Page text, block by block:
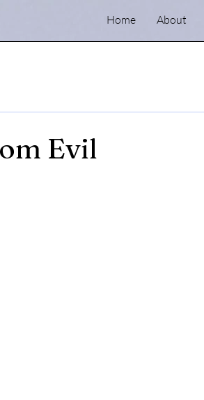
Home About
Evil